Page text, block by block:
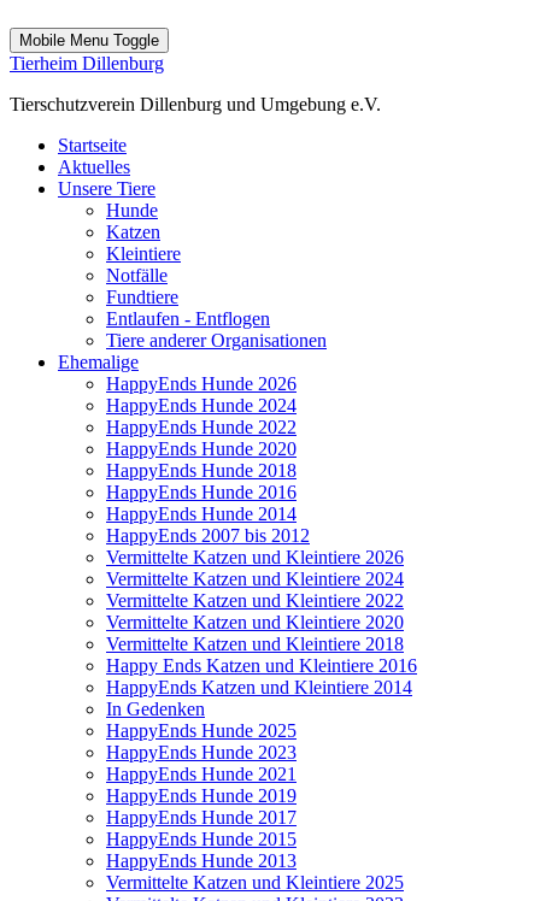
Mobile Menu Toggle
Tierheim Dillenburg
Tierschutzverein Dillenburg und Umgebung e.V.
Startseite
Aktuelles
Unsere Tiere
Hunde
Katzen
Kleintiere
Notfälle
Fundtiere
Entlaufen - Entflogen
Tiere anderer Organisationen
Ehemalige
HappyEnds Hunde 2026
HappyEnds Hunde 2024
HappyEnds Hunde 2022
HappyEnds Hunde 2020
HappyEnds Hunde 2018
HappyEnds Hunde 2016
HappyEnds Hunde 2014
HappyEnds 2007 bis 2012
Vermittelte Katzen und Kleintiere 2026
Vermittelte Katzen und Kleintiere 2024
Vermittelte Katzen und Kleintiere 2022
Vermittelte Katzen und Kleintiere 2020
Vermittelte Katzen und Kleintiere 2018
Happy Ends Katzen und Kleintiere 2016
HappyEnds Katzen und Kleintiere 2014
In Gedenken
HappyEnds Hunde 2025
HappyEnds Hunde 2023
HappyEnds Hunde 2021
HappyEnds Hunde 2019
HappyEnds Hunde 2017
HappyEnds Hunde 2015
HappyEnds Hunde 2013
Vermittelte Katzen und Kleintiere 2025